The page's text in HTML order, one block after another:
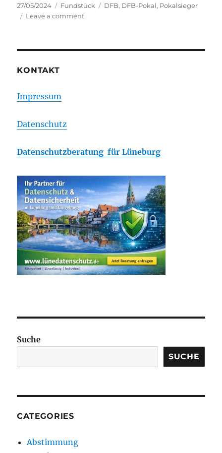
Posted
on
27/05/2024 Categories
Fundstück Tags
DFB, DFB-Pokal, Pokalsieger
Leave a commenton
KONTAKT
Impressum
Datenschutz
Datenschutzberatung für Lüneburg
Suche
SUCHE
CATEGORIES
Abstimmung